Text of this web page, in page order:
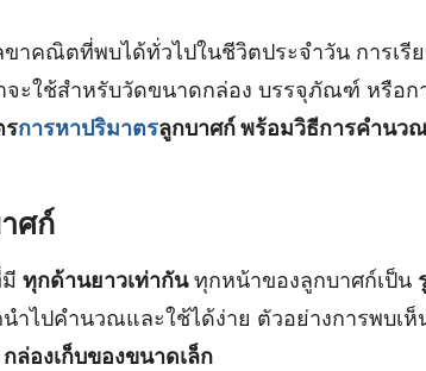
ขาคณิตที่พบได้ทั่วไปในชีวิตประจำวัน การเ
จะใช้สำหรับวัดขนาดกล่อง บรรจุภัณฑ์ หรือ
รการหาปริมาตรลูกบาศก์ พร้อมวิธีการคำนว
ศก์
ทุกด้านยาวเท่ากันทุกหน้าของลูกบาศก์เป็น
ไปคำนวณและใช้ได้ง่าย ตัวอย่างการพบเห็
กล่องเก็บของขนาดเล็ก